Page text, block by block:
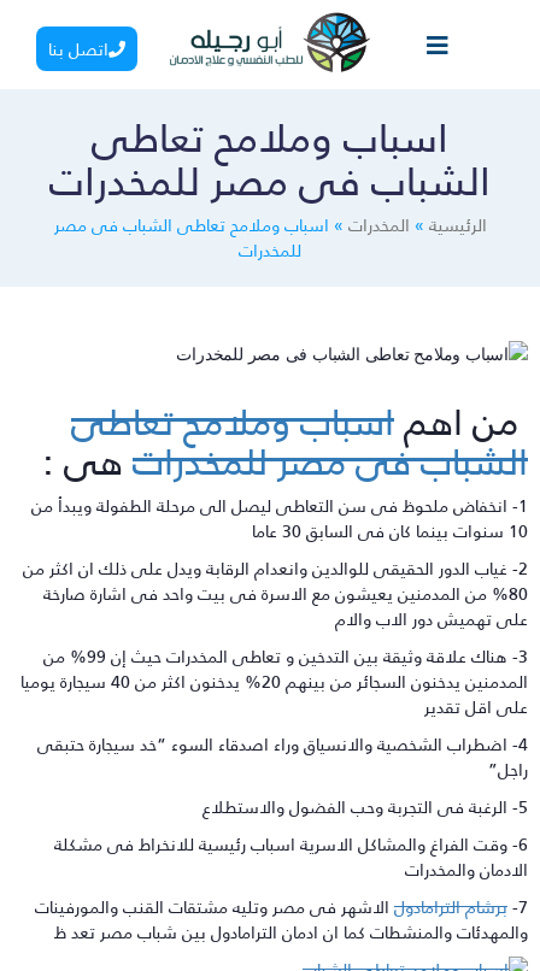
اتصل بنا
اسباب وملامح تعاطى
الشباب فى مصر للمخدرات
الرئيسية»المخدرات»اسباب وملامح تعاطى الشباب فى مصر
للمخدرات
اهماسباب وملامح تعاطى
فى مصر للمخدراتهى :
1- انخفاض ملحوظ فى سن التعاطى ليصل الى مرحلة الطفولة ويبدأ من
السابق 30 عاما
2- غياب الدور الحقيقى للوالدين وانعدام الرقابة ويدل على ذلك ان اكثر من
80% من المدمنين يعيشون مع الاسرة فى بيت واحد فى اشارة صارخة
تهميش دور الاب والام
3- هناك علاقة وثيقة بين التدخين و تعاطى المخدرات حيث إن 99% من
المدمنين يدخنون السجائر من بينهم 20% يدخنون اكثر من 40 سيجارة يوميا
اقل تقدير
4- اضطراب الشخصية والانسياق وراء اصدقاء السوء “خد سيجارة حتبقى
6- وقت الفراغ والمشاكل الاسرية اسباب رئيسية للانخراط فى مشكلة
والمخدرات
برشام الترامادولالاشهر فى مصر وتليه مشتقات القنب والمورفينات
والمنشطات كما ان ادمان الترامادول بين شباب مصر تعد ظ